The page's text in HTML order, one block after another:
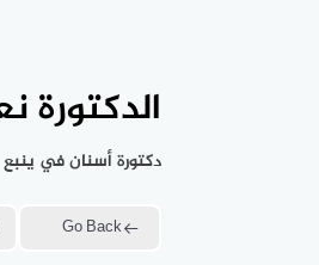
الدكتورة
دكتورة أسنان في ينبع
Go Back